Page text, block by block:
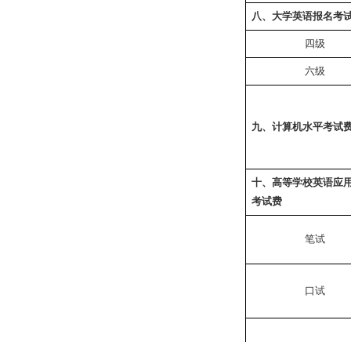
八、大学英语报名考
四级
六级
九、计算机水平考试
十、高等学校英语应
考试费
笔试
口试